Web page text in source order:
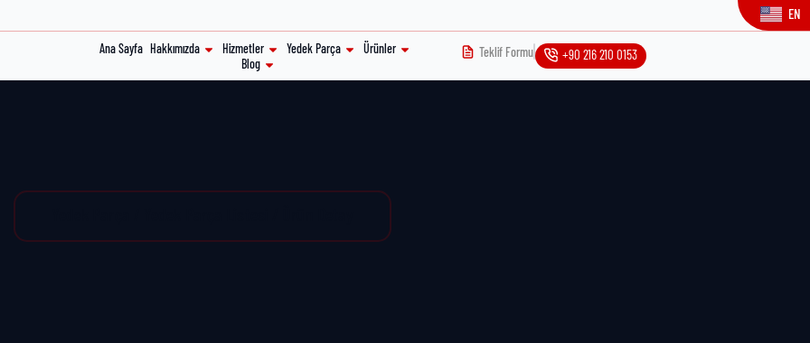
EN
Ana Sayfa Hakkımızda Hizmetler Yedek Parça
Ürünler
Blog
Teklif Formu +90 216 210 0153